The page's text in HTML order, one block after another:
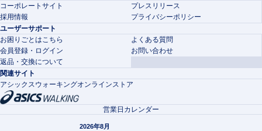
コーポレートサイト
プレスリリース
採用情報
プライバシーポリシー
ユーザーサポート
お困りごとはこちら
よくある質問
会員登録・ログイン
お問い合わせ
返品・交換について
関連サイト
アシックスウォーキングオンラインストア
営業日カレンダー
2026年8月